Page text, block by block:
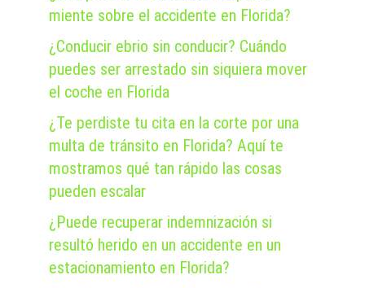
miente sobre el accidente en Florida?
¿Conducir ebrio sin conducir? Cuándo
puedes ser arrestado sin siquiera mover
el coche en Florida
¿Te perdiste tu cita en la corte por una
multa de tránsito en Florida? Aquí te
mostramos qué tan rápido las cosas
pueden escalar
¿Puede recuperar indemnización si
resultó herido en un accidente en un
estacionamiento en Florida?